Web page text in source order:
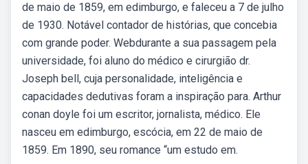
de maio de 1859, em edimburgo, e faleceu a 7 de julho
de 1930. Notável contador de histórias, que concebia
com grande poder. Webdurante a sua passagem pela
universidade, foi aluno do médico e cirurgião dr.
Joseph bell, cuja personalidade, inteligência e
capacidades dedutivas foram a inspiração para. Arthur
conan doyle foi um escritor, jornalista, médico. Ele
nasceu em edimburgo, escócia, em 22 de maio de
1859. Em 1890, seu romance “um estudo em.